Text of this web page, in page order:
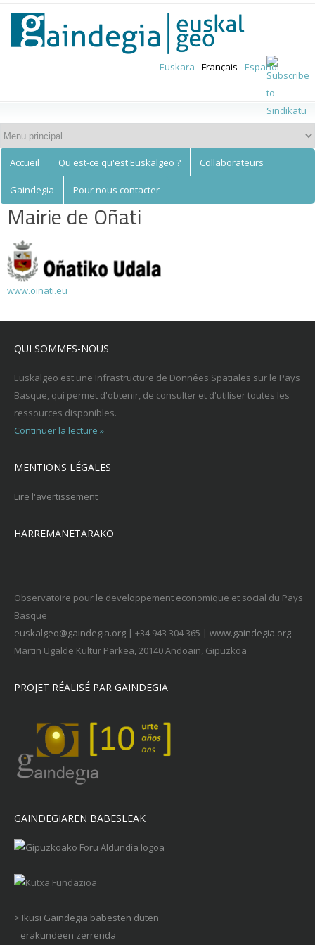
contenu
principal
Euskalgeo
Euskara Français Español
Accueil Qu'est-ce qu'est Euskalgeo ? Collaborateurs
Gaindegia Pour nous contacter
Mairie de Oñati
www.oinati.eu
QUI SOMMES-NOUS
Euskalgeo est une Infrastructure de Données Spatiales sur le Pays
Basque, qui permet d'obtenir, de consulter et d'utiliser toutes les
ressources disponibles.
Continuer la lecture »
MENTIONS LÉGALES
Lire l'avertissement
HARREMANETARAKO
Observatoire pour le developpement economique et social du Pays
Basque
euskalgeo@gaindegia.org | +34 943 304 365 | www.gaindegia.org
Martin Ugalde Kultur Parkea, 20140 Andoain, Gipuzkoa
PROJET RÉALISÉ PAR GAINDEGIA
GAINDEGIAREN BABESLEAK
> Ikusi Gaindegia babesten duten
erakundeen zerrenda